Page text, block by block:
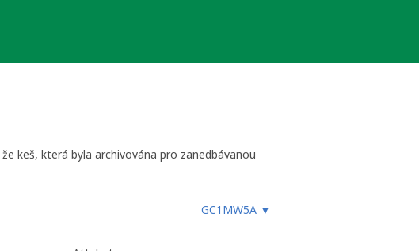
keš, která byla archivována pro zanedbávanou
GC1MW5A ▼